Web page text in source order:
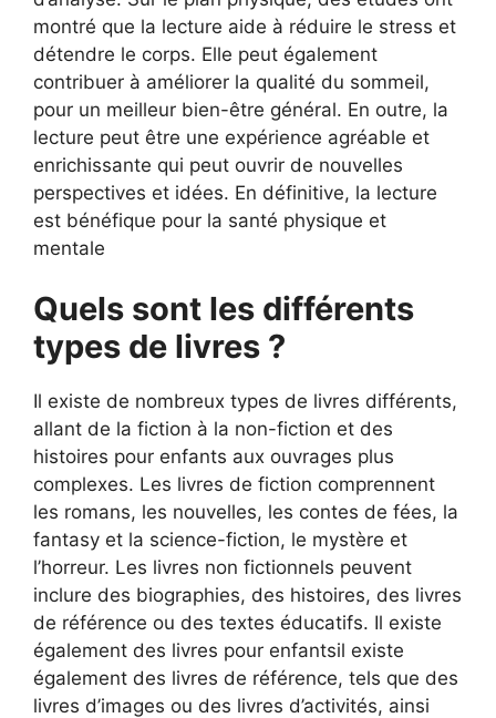
montré que la lecture aide à réduire le stress et
détendre le corps. Elle peut également
contribuer à améliorer la qualité du sommeil,
pour un meilleur bien-être général. En outre, la
lecture peut être une expérience agréable et
enrichissante qui peut ouvrir de nouvelles
perspectives et idées. En définitive, la lecture
est bénéfique pour la santé physique et
mentale
Quels sont les différents
types de livres ?
Il existe de nombreux types de livres différents,
allant de la fiction à la non-fiction et des
histoires pour enfants aux ouvrages plus
complexes. Les livres de fiction comprennent
les romans, les nouvelles, les contes de fées, la
fantasy et la science-fiction, le mystère et
l’horreur. Les livres non fictionnels peuvent
inclure des biographies, des histoires, des livres
de référence ou des textes éducatifs. Il existe
également des livres pour enfantsil existe
également des livres de référence, tels que des
livres d’images ou des livres d’activités, ainsi